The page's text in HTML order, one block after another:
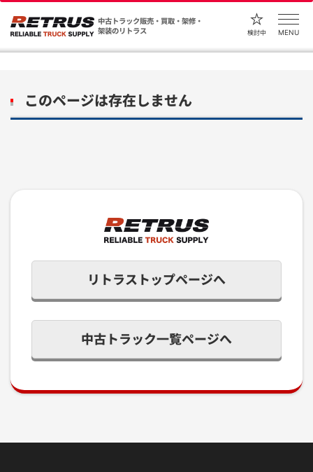
中古トラック販売・買取・架修・
架装のリトラス
検討中 MENU
このページは存在しません
リトラストップページへ
中古トラック一覧ページへ